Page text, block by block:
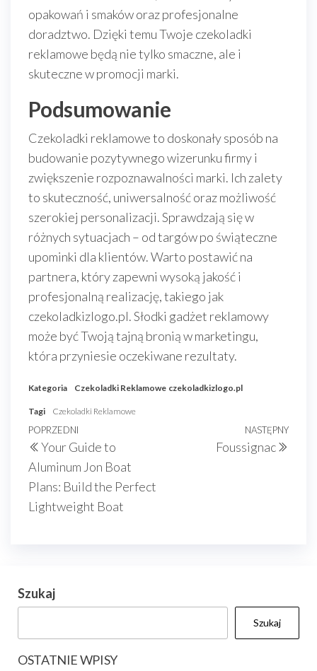
opakowań i smaków oraz profesjonalne
doradztwo. Dzięki temu Twoje czekoladki
reklamowe będą nie tylko smaczne, ale i
skuteczne w promocji marki.
Podsumowanie
Czekoladki reklamowe to doskonały sposób na
budowanie pozytywnego wizerunku firmy i
zwiększenie rozpoznawalności marki. Ich zalety
to skuteczność, uniwersalność oraz możliwość
szerokiej personalizacji. Sprawdzają się w
różnych sytuacjach – od targów po świąteczne
upominki dla klientów. Warto postawić na
partnera, który zapewni wysoką jakość i
profesjonalną realizację, takiego jak
czekoladkizlogo.pl. Słodki gadżet reklamowy
może być Twoją tajną bronią w marketingu,
która przyniesie oczekiwane rezultaty.
Kategoria Czekoladki Reklamowe czekoladkizlogo.pl
Tagi Czekoladki Reklamowe
Nawigacja
wpisu
Poprzedni
wpis
POPRZEDNI
Your Guide to
Aluminum Jon Boat
Plans: Build the Perfect
Lightweight Boat
NASTĘPNY
Foussignac
Szukaj
Szukaj
OSTATNIE WPISY